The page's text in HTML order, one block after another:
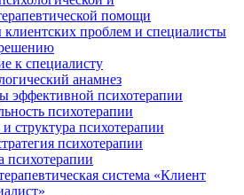
помощи
проблем и специалисты
к специалисту
анамнез
эффективной психотерапии
психотерапии
структура психотерапии
психотерапии
психотерапии
система «Клиент